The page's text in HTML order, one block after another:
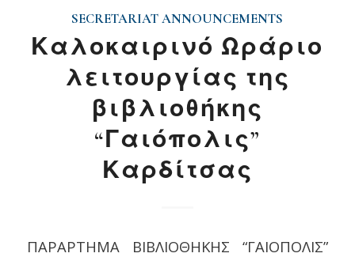
SECRETARIAT ANNOUNCEMENTS
Καλοκαιρινό Ωράριο
λειτουργίας της
βιβλιοθήκης
“Γαιόπολις”
Καρδίτσας
ΠΑΡΑΡΤΗΜΑ ΒΙΒΛΙΟΘΗΚΗΣ “ΓΑΙΟΠΟΛΙΣ”